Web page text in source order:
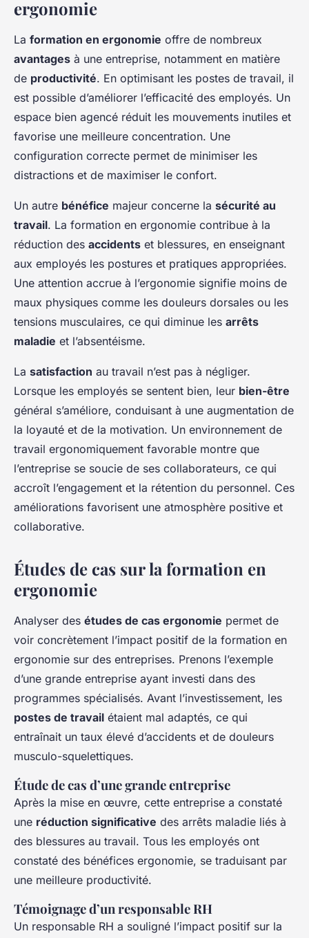
formation ergonomie pour
votre entreprise ?
Rayan • 23 janvier 2025 5 min de lecture
ergonomie
La formation en ergonomie offre de nombreux
avantages à une entreprise, notamment en matière
de productivité. En optimisant les postes de travail, il
est possible d’améliorer l’efficacité des employés. Un
espace bien agencé réduit les mouvements inutiles et
favorise une meilleure concentration. Une
configuration correcte permet de minimiser les
distractions et de maximiser le confort.
Un autre bénéfice majeur concerne la sécurité au
travail. La formation en ergonomie contribue à la
réduction des accidents et blessures, en enseignant
aux employés les postures et pratiques appropriées.
Une attention accrue à l’ergonomie signifie moins de
maux physiques comme les douleurs dorsales ou les
tensions musculaires, ce qui diminue les arrêts
maladie et l’absentéisme.
La satisfaction au travail n’est pas à négliger.
Lorsque les employés se sentent bien, leur bien-être
général s’améliore, conduisant à une augmentation de
la loyauté et de la motivation. Un environnement de
travail ergonomiquement favorable montre que
l’entreprise se soucie de ses collaborateurs, ce qui
accroît l’engagement et la rétention du personnel. Ces
améliorations favorisent une atmosphère positive et
collaborative.
Études de cas sur la formation en
ergonomie
Analyser des études de cas ergonomie permet de
voir concrètement l’impact positif de la formation en
ergonomie sur des entreprises. Prenons l’exemple
d’une grande entreprise ayant investi dans des
programmes spécialisés. Avant l’investissement, les
postes de travail étaient mal adaptés, ce qui
entraînait un taux élevé d’accidents et de douleurs
musculo-squelettiques.
Étude de cas d’une grande entreprise
Après la mise en œuvre, cette entreprise a constaté
une réduction significative des arrêts maladie liés à
des blessures au travail. Tous les employés ont
constaté des bénéfices ergonomie, se traduisant par
une meilleure productivité.
Témoignage d’un responsable RH
Un responsable RH a souligné l’impact positif sur la